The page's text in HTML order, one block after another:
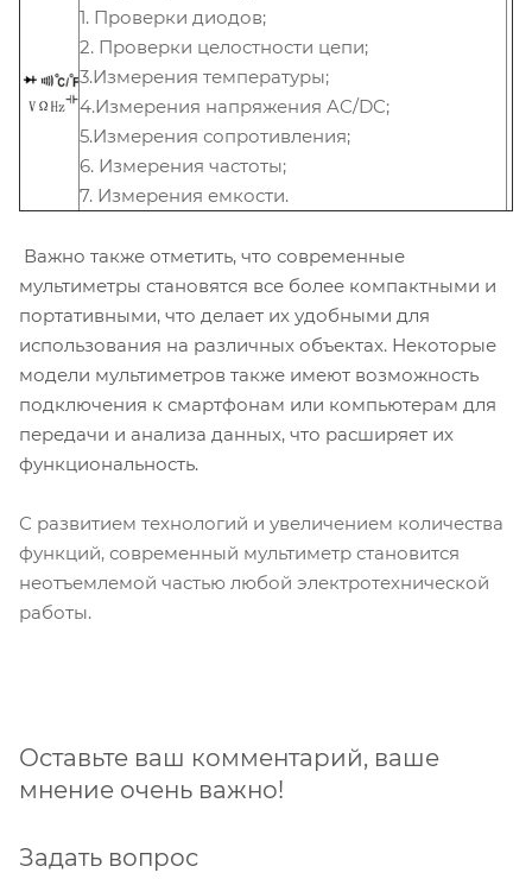
1. Проверки диодов;
2. Проверки целостности цепи;
3.Измерения температуры;
4.Измерения напряжения AC/DC;
5.Измерения сопротивления;
6. Измерения частоты;
7. Измерения емкости.
Важно также отметить, что современные
мультиметры становятся все более компактными и
портативными, что делает их удобными для
использования на различных объектах. Некоторые
модели мультиметров также имеют возможность
подключения к смартфонам или компьютерам для
передачи и анализа данных, что расширяет их
функциональность.
С развитием технологий и увеличением количества
функций, современный мультиметр становится
неотъемлемой частью любой электротехнической
работы.
Оставьте ваш комментарий, ваше
мнение очень важно!
Задать вопрос